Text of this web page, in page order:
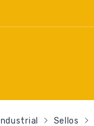
Industrial Sellos